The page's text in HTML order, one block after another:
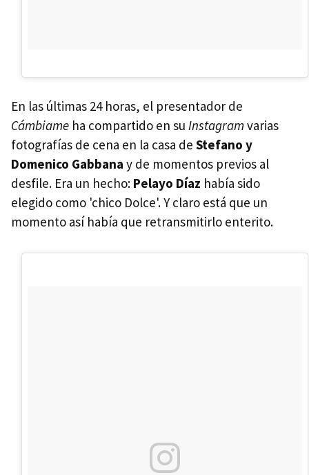
En las últimas 24 horas, el presentador de
Cámbiame ha compartido en su Instagramvarias
fotografías de cena en la casa de Stefano y
Domenico Gabbana y de momentos previos al
desfile. Era un hecho: Pelayo Díaz había sido
elegido como 'chico Dolce'. Y claro está que un
momento así había que retransmitirlo enterito.